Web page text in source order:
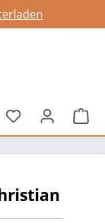
Du hast 0